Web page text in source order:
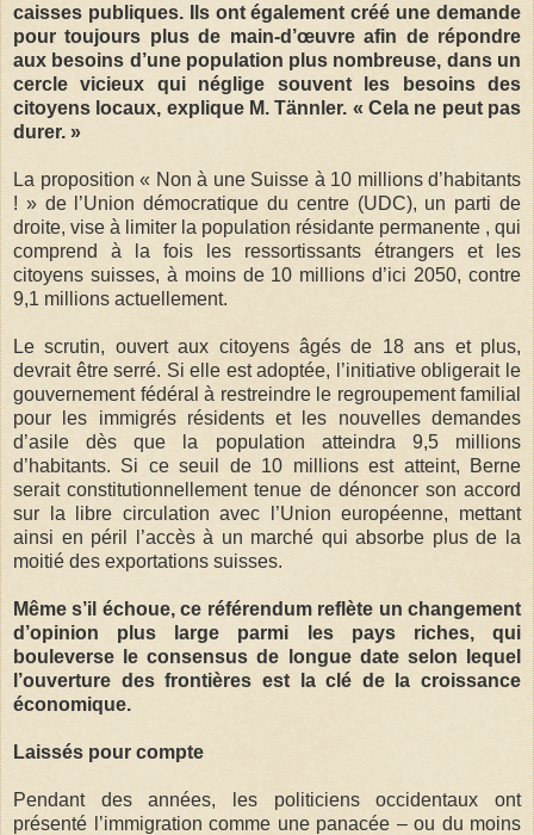
caisses publiques. Ils ont également créé une demande
pour toujours plus de main-d’œuvre afin de répondre
aux besoins d’une population plus nombreuse, dans un
cercle vicieux qui néglige souvent les besoins des
citoyens locaux, explique M. Tännler. « Cela ne peut pas
durer. »
La proposition « Non à une Suisse à 10 millions d’habitants
! » de l’Union démocratique du centre (UDC), un parti de
droite, vise à limiter la population résidante permanente , qui
comprend à la fois les ressortissants étrangers et les
citoyens suisses, à moins de 10 millions d’ici 2050, contre
9,1 millions actuellement.
Le scrutin, ouvert aux citoyens âgés de 18 ans et plus,
devrait être serré. Si elle est adoptée, l’initiative obligerait le
gouvernement fédéral à restreindre le regroupement familial
pour les immigrés résidents et les nouvelles demandes
d’asile dès que la population atteindra 9,5 millions
d’habitants. Si ce seuil de 10 millions est atteint, Berne
serait constitutionnellement tenue de dénoncer son accord
sur la libre circulation avec l’Union européenne, mettant
ainsi en péril l’accès à un marché qui absorbe plus de la
moitié des exportations suisses.
Même s’il échoue, ce référendum reflète un changement
d’opinion plus large parmi les pays riches, qui
bouleverse le consensus de longue date selon lequel
l’ouverture des frontières est la clé de la croissance
économique.
Laissés pour compte
Pendant des années, les politiciens occidentaux ont
présenté l’immigration comme une panacée – ou du moins